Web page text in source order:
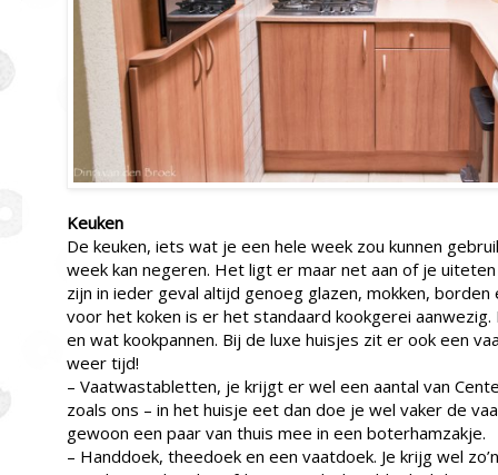
Keuken
De keuken, iets wat je een hele week zou kunnen
week kan negeren. Het ligt er maar net aan of je
zijn in ieder geval altijd genoeg glazen, mokken, borden
voor het koken is er het standaard kookgerei aanwezig.
en wat kookpannen. Bij de luxe huisjes zit er ook een
weer tijd!
– Vaatwastabletten, je krijgt er wel een aantal van
zoals ons – in het huisje eet dan doe je wel vaker de
gewoon een paar van thuis mee in een boterhamzakje.
– Handdoek, theedoek en een vaatdoek. Je krijg wel